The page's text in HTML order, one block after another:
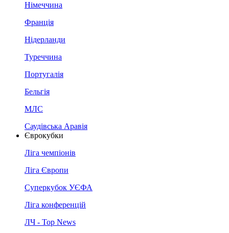
Німеччина
Франція
Нідерланди
Туреччина
Португалія
Бельгія
МЛС
Саудівська Аравія
Єврокубки
Ліга чемпіонів
Ліга Європи
Суперкубок УЄФА
Ліга конференцій
ЛЧ - Top News